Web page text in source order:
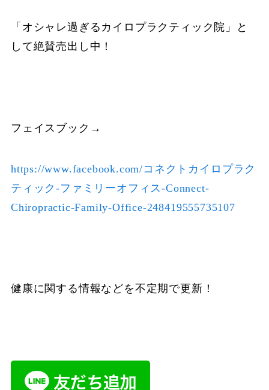
「オシャレ過ぎるカイロプラクティック院」と
して絶賛売出し中！
フェイスブック→
https://www.facebook.com/コネクトカイロプラク
ティック-ファミリーオフィス-Connect-
Chiropractic-Family-Office-248419555735107
健康に関する情報などを不定期で更新！